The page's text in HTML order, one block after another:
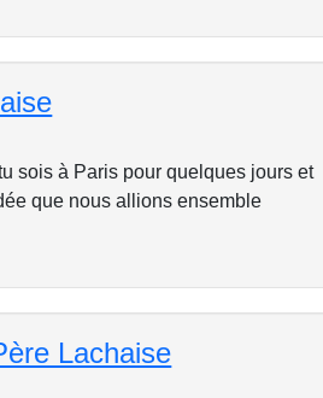
sois à Paris pour quelques jours et
que nous allions ensemble
Lachaise